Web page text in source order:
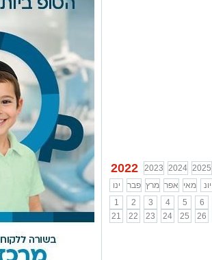
2022 2023 2024 2025
ינו
פבר מרץ אפר מאי יונ
1
2 3 4 5 6
21
22 23 24 25 26